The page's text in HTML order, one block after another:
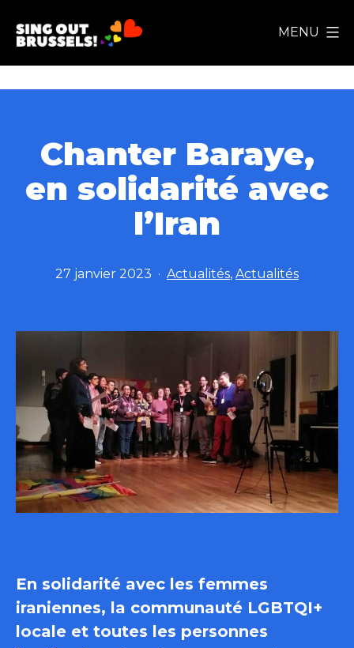
au
MENU
Chanter Baraye,
en solidarité avec
l’Iran
Publié
27 janvier 2023
Catégorisé
Actualités, Actualités
En solidarité avec les femmes
iraniennes, la communauté LGBTQI+
locale et toutes les personnes